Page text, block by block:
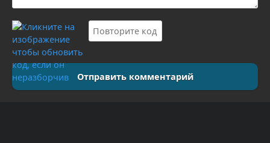
Отправить комментарий